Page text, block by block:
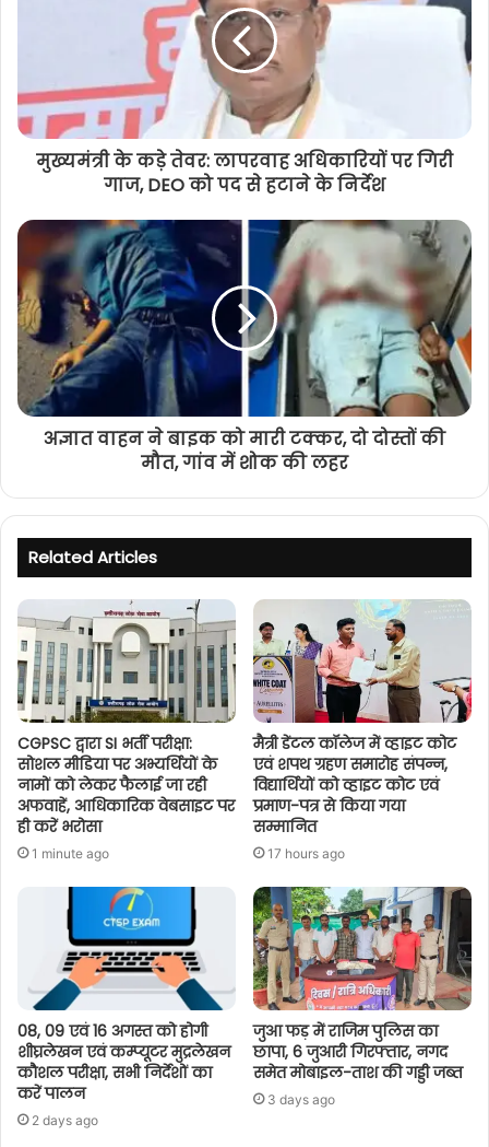
मुख्यमंत्री के कड़े तेवर: लापरवाह अधिकारियों पर गिरी
गाज, DEO को पद से हटाने के निर्देश
अज्ञात वाहन ने बाइक को मारी टक्कर, दो दोस्तों की
मौत, गांव में शोक की लहर
Related Articles
CGPSC द्वारा SI भर्ती परीक्षा:
सोशल मीडिया पर अभ्यर्थियों के
नामों को लेकर फैलाई जा रही
अफवाहें, आधिकारिक वेबसाइट पर
ही करें भरोसा
1 minute ago
मैत्री डेंटल कॉलेज में व्हाइट कोट
एवं शपथ ग्रहण समारोह संपन्न,
विद्यार्थियों को व्हाइट कोट एवं
प्रमाण-पत्र से किया गया
सम्मानित
17 hours ago
08, 09 एवं 16 अगस्त को होगी
शीघ्रलेखन एवं कम्प्यूटर मुद्रलेखन
कौशल परीक्षा, सभी निर्देशों का
करें पालन
2 days ago
जुआ फड़ में राजिम पुलिस का
छापा, 6 जुआरी गिरफ्तार, नगद
समेत मोबाइल-ताश की गड्डी जब्त
3 days ago